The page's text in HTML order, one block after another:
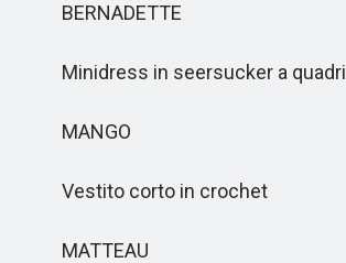
BERNADETTE
Minidress in seersucker a quadri
MANGO
Vestito corto in crochet
MATTEAU